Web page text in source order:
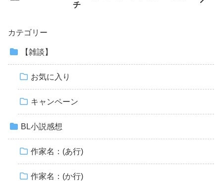
チ
カテゴリー
【雑談】
お気に入り
キャンペーン
BL小説感想
作家名：(あ行)
作家名：(か行)